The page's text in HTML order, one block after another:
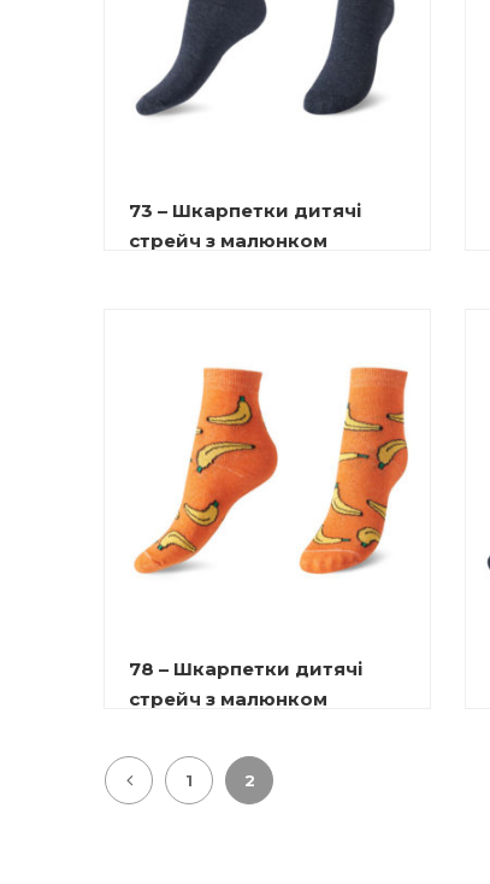
73 – Шкарпетки дитячі
стрейч з малюнком
78 – Шкарпетки дитячі
стрейч з малюнком
1 2